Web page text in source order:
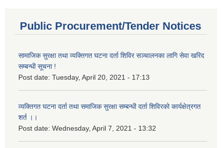
Public Procurement/Tender Notices
सामाजिक सुरक्षा तथा व्यक्तिगत घटना दर्ता शिविर सञ्चालनका लागि सेवा खरिद
सम्बन्धी सूचना !
Post date: Tuesday, April 20, 2021 - 17:13
व्यक्तिगत घटना दर्ता तथा समाजिक सुरक्षा सम्बन्धी दर्ता शिविरको कार्यक्षेत्रगत
शर्त ।।
Post date: Wednesday, April 7, 2021 - 13:32